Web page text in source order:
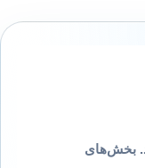
بخش‌های